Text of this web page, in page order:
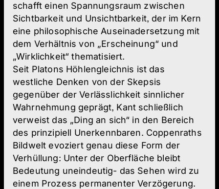
schafft einen Spannungsraum zwischen
Sichtbarkeit und Unsichtbarkeit, der im Kern
eine philosophische Auseinadersetzung mit
dem Verhältnis von „Erscheinung“ und
„Wirklichkeit“ thematisiert.
Seit Platons Höhlengleichnis ist das
westliche Denken von der Skepsis
gegenüber der Verlässlichkeit sinnlicher
Wahrnehmung geprägt, Kant schließlich
verweist das „Ding an sich“ in den Bereich
des prinzipiell Unerkennbaren. Coppenraths
Bildwelt evoziert genau diese Form der
Verhüllung: Unter der Oberfläche bleibt
Bedeutung uneindeutig- das Sehen wird zu
einem Prozess permanenter Verzögerung.